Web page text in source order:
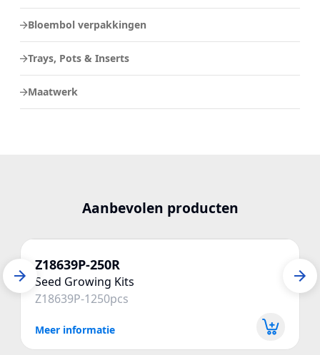
Bloembol verpakkingen
Trays, Pots & Inserts
Maatwerk
Aanbevolen producten
Z18639P-250R
Seed Growing Kits
Z18639P-1250pcs
Meer informatie